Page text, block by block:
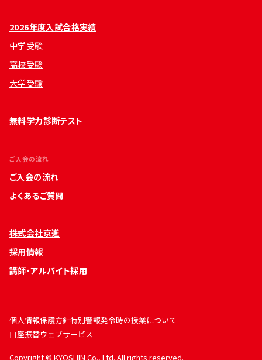
2026年度入試合格実績
中学受験
高校受験
大学受験
無料学力診断テスト
ご入会の流れ
ご入会の流れ
よくあるご質問
株式会社京進
採用情報
講師・アルバイト採用
個人情報保護方針特別警報発令時の授業について
口座振替ウェブサービス
Copyright © KYOSHIN Co., Ltd. All rights reserved.